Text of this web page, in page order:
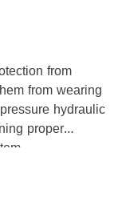
from
from wearing
hydraulic
proper